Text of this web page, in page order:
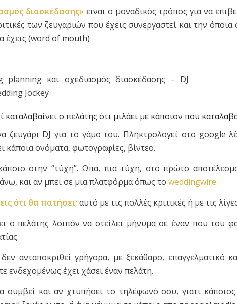
διασκέδασης» ειναι ο μοναδικός τρόπος για να
των ζευγαριών που έχεις συνεργαστεί και την
έχεις (word of mouth)
καταλαβαίνει ο πελάτης ότι μιλάει με κάποιον που
ζευγάρι DJ για το γάμο του. Πληκτρολογεί στο google
κάποια ονόματα, φωτογραφίες, βίντεο.
κάποιο στην “τύχη”. Ωπα, πια τύχη, στο πρώτο
και αν μπει σε μια πλατφόρμα όπως το weddingwire
ότι θα πατήσει; αυτό με τις πολλές κριτικές ή με τις
ο πελάτης λοιπόν να στείλει μήνυμα σε έναν που του
ανταποκριθεί γρήγορα, με ξεκάθαρο, επαγγελματικό
ενδεχομένως έχει χάσει έναν πελάτη.
συμβεί και αν χτυπήσει το τηλέφωνό σου, γιατι